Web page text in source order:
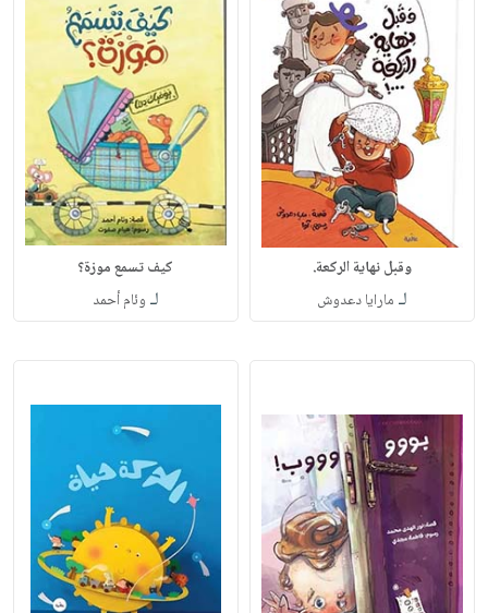
وقبل نهاية الركعة.
لـ مارايا دعدوش
كيف تسمع موزة؟
لـ وئام أحمد